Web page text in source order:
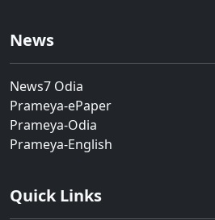
News
News7 Odia
Prameya-ePaper
Prameya-Odia
Prameya-English
Quick Links